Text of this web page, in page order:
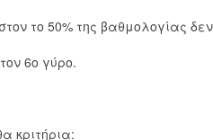
το 50% της βαθμολογίας δεν
6ο γύρο.
κριτήρια: